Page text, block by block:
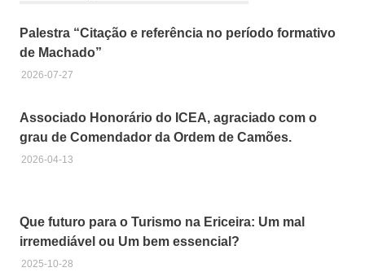
Palestra “Citação e referência no período formativo
de Machado”
2026-07-27
Associado Honorário do ICEA, agraciado com o
grau de Comendador da Ordem de Camões.
2026-04-13
Que futuro para o Turismo na Ericeira: Um mal
irremediável ou Um bem essencial?
2025-10-28